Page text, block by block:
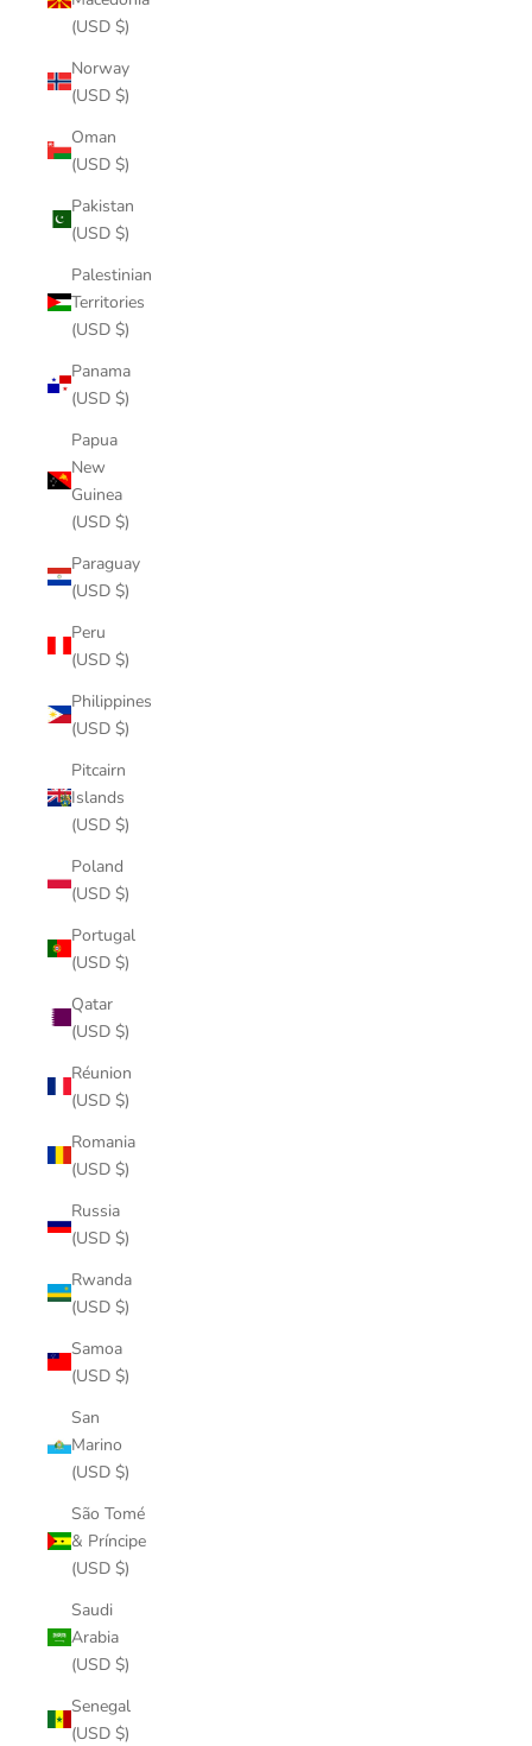
(USD $)
Norway
(USD $)
Oman
(USD $)
Pakistan
(USD $)
Palestinian
Territories
(USD $)
Panama
(USD $)
Papua
New
Guinea
(USD $)
Paraguay
(USD $)
Peru
(USD $)
Philippines
(USD $)
Pitcairn
Islands
(USD $)
Poland
(USD $)
Portugal
(USD $)
Qatar
(USD $)
Réunion
(USD $)
Romania
(USD $)
Russia
(USD $)
Rwanda
(USD $)
Samoa
(USD $)
San
Marino
(USD $)
São Tomé
& Príncipe
(USD $)
Saudi
Arabia
(USD $)
Senegal
(USD $)